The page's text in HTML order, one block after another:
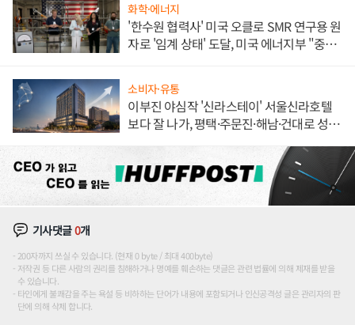
화학·에너지
'한수원 협력사' 미국 오클로 SMR 연구용 원
자로 '임계 상태' 도달, 미국 에너지부 "중요
소비자·유통
이부진 야심작 '신라스테이' 서울신라호텔
보다 잘 나가, 평택·주문진·해남·건대로 성
기사댓글0개
200자까지 쓰실 수 있습니다. (현재 0 byte / 최대 400byte)
저작권 등 다른 사람의 권리를 침해하거나 명예를 훼손하는 댓글은 관련 법률에 의해 제재를 받을
수 있습니다.
타인에게 불쾌감을 주는 욕설 등 비하하는 단어가 내용에 포함되거나 인신공격성 글은 관리자의 판
단에 의해 삭제 합니다.